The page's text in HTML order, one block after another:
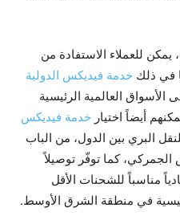
للعملاء الاستفادة من
في ذلك خدمة فيديكس الدولية
الأسواق العالمية الرئيسية
أيضاً اختيار خدمة فيديكس
البري بين الدول، من الباب
كما توفّر توصيلاً
مناسباً للشحنات الأقل
في منطقة الشرق الأوسط.